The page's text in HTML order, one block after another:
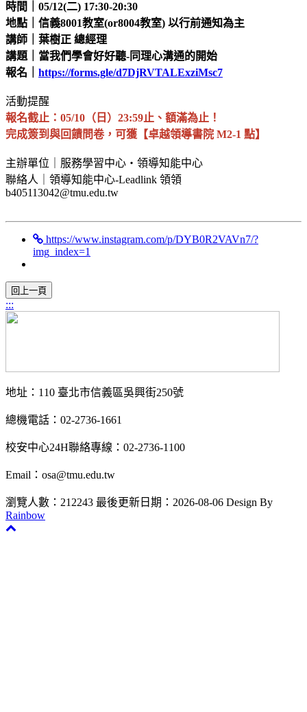
時間｜05/12(二) 17:30-20:30
地點｜信義8001教室(or8004教室) 以行前通知為主
講師｜葉樹正 總經理
講題｜當我們學會好好聽-同理心溝通的開始
報名｜ https://forms.gle/d7DjRVTALExziMsc7
活動提醒
報名截止：05/10（日）23:59止、額滿為止！
完成簽到與回饋問卷，可獲【卓越領導書院 M2-1 點】
主辦單位｜服務學習中心・領導知能中心
聯絡人｜領導知能中心-Leadlink 領領
b405113042@tmu.edu.tw
https://www.instagram.com/p/DYB0R2VAVn7/?
img_index=1
:::
地址：110 臺北市信義區吳興街250號
總機電話：02-2736-1661
校安中心24H聯絡專線：02-2736-1100
Email：osa@tmu.edu.tw
瀏覽人數：212243 最後更新日期：2026-08-06 Design By
Rainbow